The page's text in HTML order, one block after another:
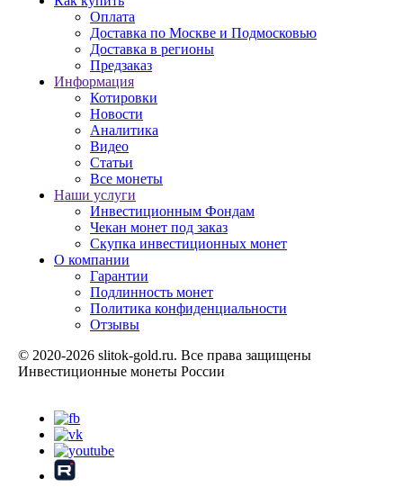
Оплата
Доставка по Москве и Подмосковью
Доставка в регионы
Предзаказ
Информация
Котировки
Новости
Аналитика
Видео
Статьи
Все монеты
Наши услуги
Инвестиционным Фондам
Чекан монет под заказ
Скупка инвестиционных монет
О компании
Гарантии
Подлинность монет
Политика конфиденциальности
Отзывы
© 2020-2026 slitok-gold.ru. Все права защищены
Инвестиционные монеты России